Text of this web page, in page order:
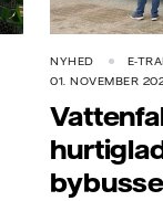
NYHED
E-
01. NOVEMBER